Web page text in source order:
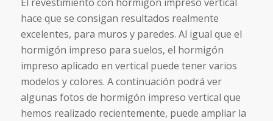
hace que se consigan resultados realmente
excelentes, para muros y paredes. Al igual que el
hormigón impreso para suelos, el hormigón
impreso aplicado en vertical puede tener varios
modelos y colores. A continuación podrá ver
algunas fotos de hormigón impreso vertical que
hemos realizado recientemente, puede ampliar la